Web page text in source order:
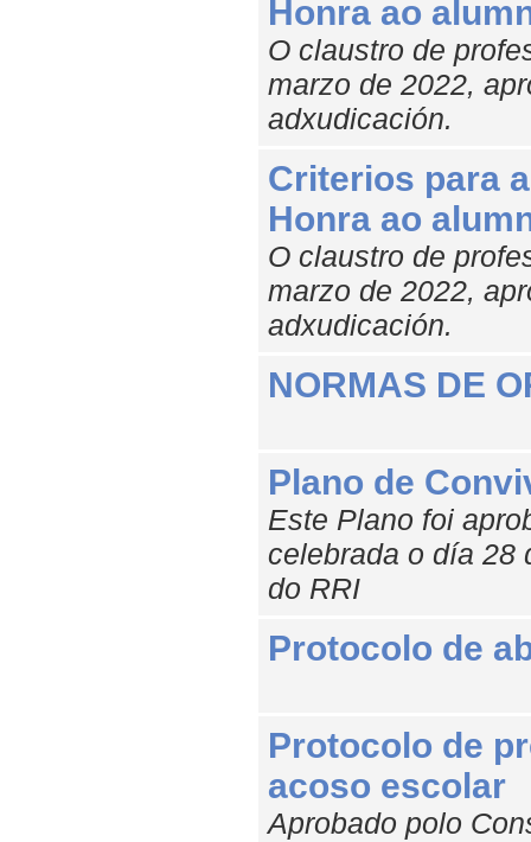
Honra ao
O claustro de
marzo de 2022,
adxudicación.
Criterios para
Honra ao
O claustro de
marzo de 2022,
adxudicación.
NORMAS DE
Plano de
Este Plano foi
celebrada o día 28
do RRI
Protocolo de
Protocolo de
acoso escolar
Aprobado polo